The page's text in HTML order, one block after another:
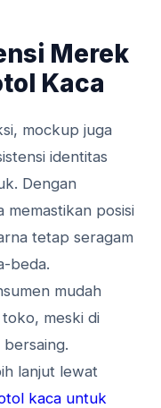
Merek
Kaca
mockup juga
identitas
Dengan
memastikan posisi
tetap seragam
beda.
mudah
meski di
lanjut lewat
kaca untuk